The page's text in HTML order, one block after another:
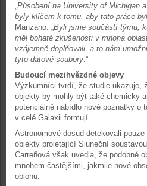
Působení na University of Michigan
byly klíčem k tomu, aby tato práce
Manzano. „ Byli jsme součástí týmu,
měl bohaté zkušenosti v mnoha
vzájemně doplňovali, a to nám
tyto datové soubory .“
Budoucí mezihvězdné objevy
Výzkumníci tvrdí, že studie ukazuje,
objekty by mohly být také chemicky
potenciálně nabídlo nové poznatky o
v celé Galaxii formují.
Astronomové dosud detekovali
objekty prolétající Sluneční
Carreñová však uvedla, že podobné
mnohem častějšími, jakmile nové
oblohu.